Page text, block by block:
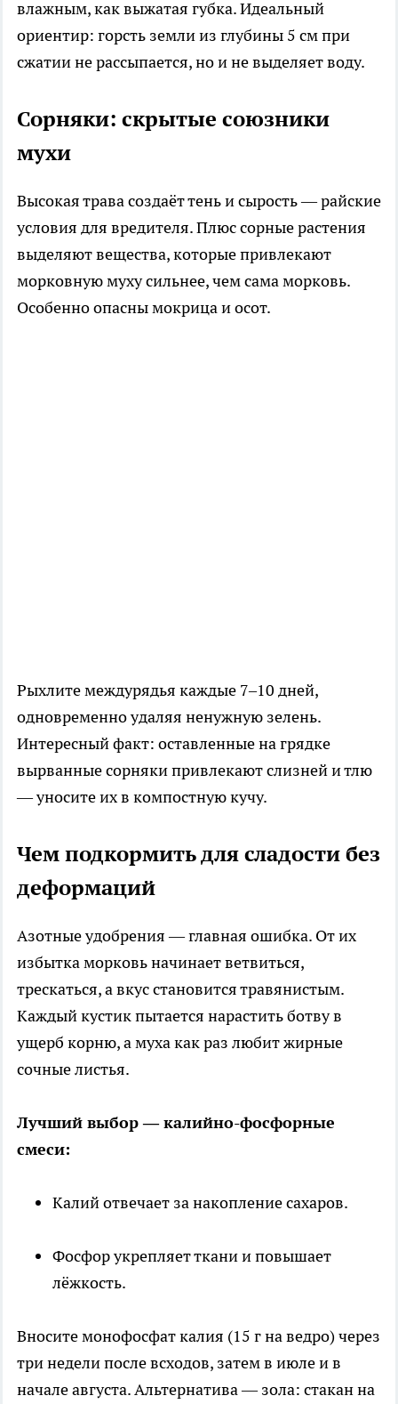
влажным, как выжатая губка. Идеальный
ориентир: горсть земли из глубины 5 см при
сжатии не рассыпается, но и не выделяет воду.
Сорняки: скрытые союзники
мухи
Высокая трава создаёт тень и сырость — райские
условия для вредителя. Плюс сорные растения
выделяют вещества, которые привлекают
морковную муху сильнее, чем сама морковь.
Особенно опасны мокрица и осот.
Рыхлите междурядья каждые 7–10 дней,
одновременно удаляя ненужную зелень.
Интересный факт: оставленные на грядке
вырванные сорняки привлекают слизней и тлю
— уносите их в компостную кучу.
Чем подкормить для сладости без
деформаций
Азотные удобрения — главная ошибка. От их
избытка морковь начинает ветвиться,
трескаться, а вкус становится травянистым.
Каждый кустик пытается нарастить ботву в
ущерб корню, а муха как раз любит жирные
сочные листья.
Лучший выбор — калийно-фосфорные
смеси:
Калий отвечает за накопление сахаров.
Фосфор укрепляет ткани и повышает
лёжкость.
Вносите монофосфат калия (15 г на ведро) через
три недели после всходов, затем в июле и в
начале августа. Альтернатива — зола: стакан на